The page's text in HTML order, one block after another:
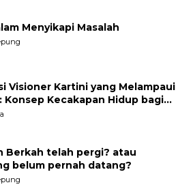
Menyikapi Masalah
Visioner Kartini yang Melampaui
Hidup bagi
Muda
Berkah telah pergi? atau
belum pernah datang?